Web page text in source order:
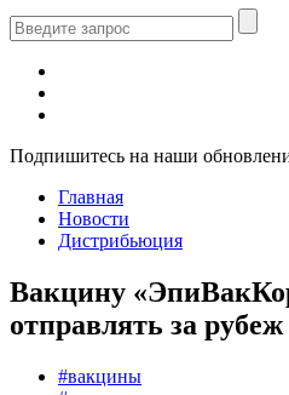
Подпишитесь на наши
Главная
Новости
Дистрибьюция
Вакцину
отправлять за рубеж
#вакцины